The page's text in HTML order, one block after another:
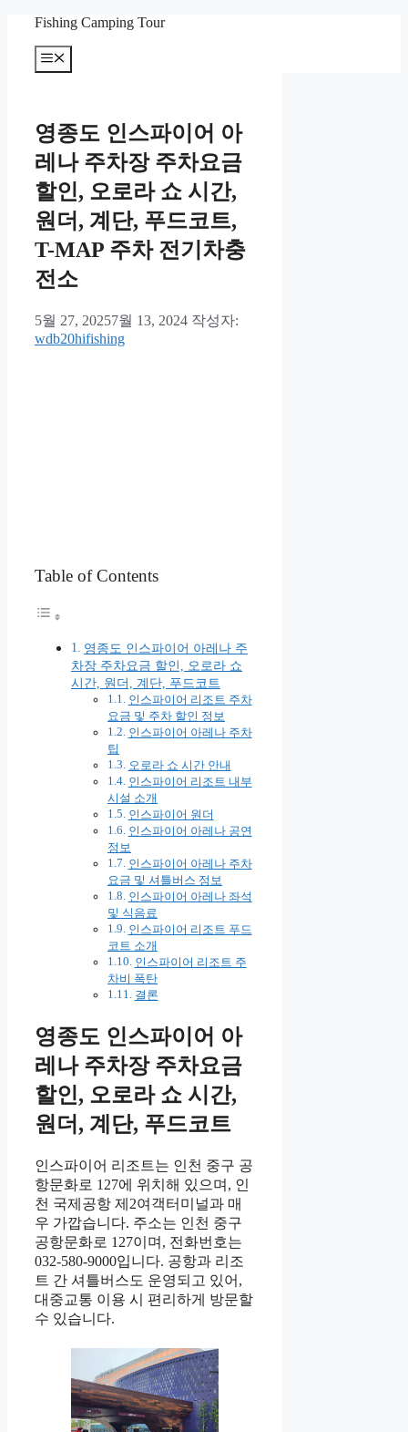
Fishing Camping Tour
메
뉴
영종도 인스파이어 아
레나 주차장 주차요금
할인, 오로라 쇼 시간,
원더, 계단, 푸드코트,
T-MAP 주차 전기차충
전소
5월 27, 20257월 13, 2024 작성자:
wdb20hifishing
Table of Contents
영종도 인스파이어 아레나 주
차장 주차요금 할인, 오로라 쇼
시간, 원더, 계단, 푸드코트
인스파이어 리조트 주차
요금 및 주차 할인 정보
인스파이어 아레나 주차
팁
오로라 쇼 시간 안내
인스파이어 리조트 내부
시설 소개
인스파이어 원더
인스파이어 아레나 공연
정보
인스파이어 아레나 주차
요금 및 셔틀버스 정보
인스파이어 아레나 좌석
및 식음료
인스파이어 리조트 푸드
코트 소개
인스파이어 리조트 주
차비 폭탄
결론
영종도 인스파이어 아
레나 주차장 주차요금
할인, 오로라 쇼 시간,
원더, 계단, 푸드코트
인스파이어 리조트는 인천 중구 공
항문화로 127에 위치해 있으며, 인
천 국제공항 제2여객터미널과 매
우 가깝습니다. 주소는 인천 중구
공항문화로 127이며, 전화번호는
032-580-9000입니다. 공항과 리조
트 간 셔틀버스도 운영되고 있어,
대중교통 이용 시 편리하게 방문할
수 있습니다.